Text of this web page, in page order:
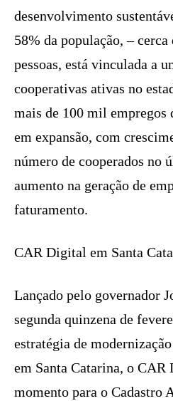
desenvolvimento
58% da população, –
pessoas, está vinculada a
cooperativas ativas no
mais de 100 mil empregos
em expansão, com
número de cooperados no
aumento na geração de
faturamento.
CAR Digital em Santa
Lançado pelo governador
segunda quinzena de
estratégia de
em Santa Catarina, o
momento para o Cadastro